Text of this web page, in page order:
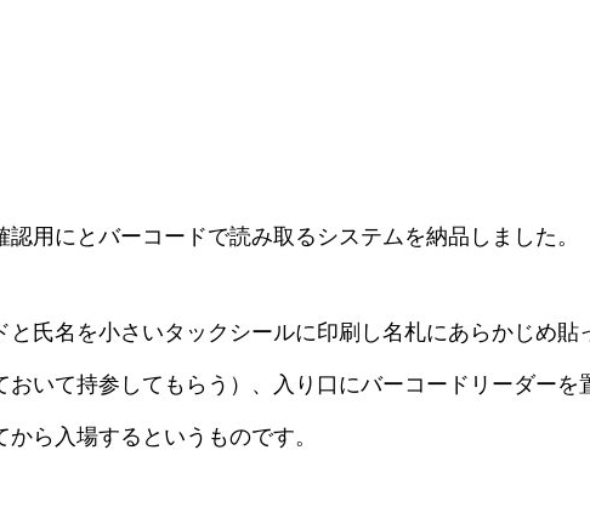
認用にとバーコードで読み取るシステムを納品しました。
と氏名を小さいタックシールに印刷し名札にあらかじめ貼
おいて持参してもらう）、入り口にバーコードリーダーを
ら入場するというものです。